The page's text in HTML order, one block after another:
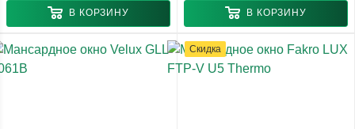
В КОРЗИНУ В КОРЗИНУ
Скидка